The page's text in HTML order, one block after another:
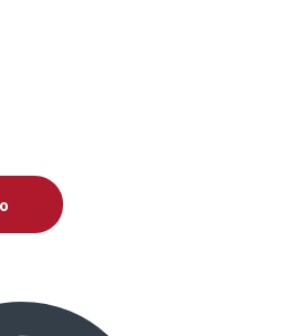
LED STRIP WITH